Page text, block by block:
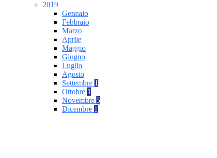
2019
Gennaio
Febbraio
Marzo
Aprile
Maggio
Giugno
Luglio
Agosto
Settembre 1
Ottobre 1
Novembre 5
Dicembre 1